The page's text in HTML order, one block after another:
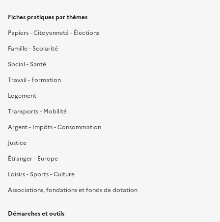
Fiches pratiques par thèmes
Papiers - Citoyenneté - Élections
Famille - Scolarité
Social - Santé
Travail - Formation
Logement
Transports - Mobilité
Argent - Impôts - Consommation
Justice
Étranger - Europe
Loisirs - Sports - Culture
Associations, fondations et fonds de dotation
Démarches et outils